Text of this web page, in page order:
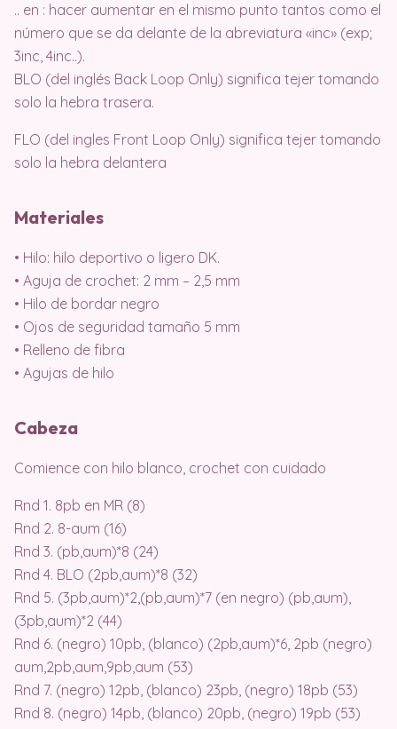
.. en : hacer aumentar en el mismo punto tantos como el
número que se da delante de la abreviatura «inc» (exp;
3inc, 4inc..).
BLO (del inglés Back Loop Only) significa tejer tomando
solo la hebra trasera.
FLO (del ingles Front Loop Only) significa tejer tomando
solo la hebra delantera
Materiales
• Hilo: hilo deportivo o ligero DK.
• Aguja de crochet: 2 mm – 2,5 mm
• Hilo de bordar negro
• Ojos de seguridad tamaño 5 mm
• Relleno de fibra
• Agujas de hilo
Cabeza
Comience con hilo blanco, crochet con cuidado
Rnd 1. 8pb en MR (8)
Rnd 2. 8-aum (16)
Rnd 3. (pb,aum)*8 (24)
Rnd 4. BLO (2pb,aum)*8 (32)
Rnd 5. (3pb,aum)*2,(pb,aum)*7 (en negro) (pb,aum),
(3pb,aum)*2 (44)
Rnd 6. (negro) 10pb, (blanco) (2pb,aum)*6, 2pb (negro)
aum,2pb,aum,9pb,aum (53)
Rnd 7. (negro) 12pb, (blanco) 23pb, (negro) 18pb (53)
Rnd 8. (negro) 14pb, (blanco) 20pb, (negro) 19pb (53)